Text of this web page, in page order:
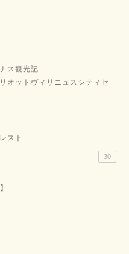
ス観光記
オットヴィリニュスシティセ
スト
30